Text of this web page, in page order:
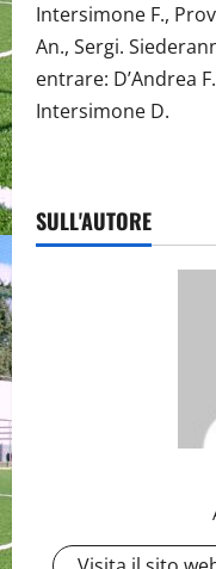
Intersimone F.,
An., Sergi.
entrare: D’Andrea
Intersimone D.
SULL'AUTORE